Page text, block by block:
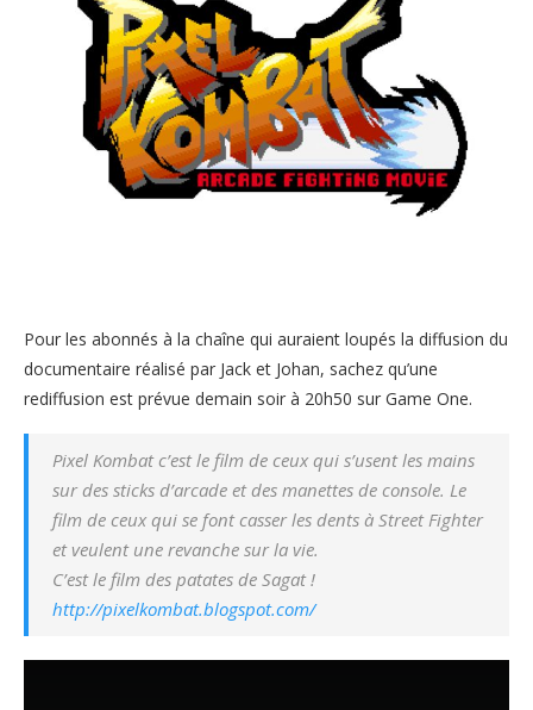
Pour les abonnés à la chaîne qui auraient loupés la diffusion du
documentaire réalisé par Jack et Johan, sachez qu’une
rediffusion est prévue demain soir à 20h50 sur Game One.
Pixel Kombat c’est le film de ceux qui s’usent les mains
sur des sticks d’arcade et des manettes de console. Le
film de ceux qui se font casser les dents à Street Fighter
et veulent une revanche sur la vie.
C’est le film des patates de Sagat !
http://pixelkombat.blogspot.com/